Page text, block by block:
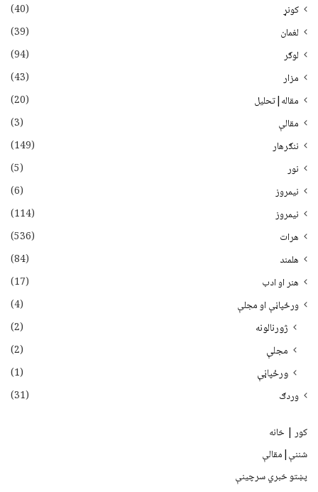
کونړ
(40)
لغمان
(39)
لوګر
(94)
مزار
(43)
مقاله|تحلیل
(20)
مقالې
(3)
ننګرهار
(149)
نور
(5)
نيمروز
(6)
نیمروز
(114)
هرات
(536)
هلمند
(84)
هنر او ادب
(17)
ورځپاڼې او مجلې
(4)
ژورنالونه
(2)
مجلې
(2)
ورځپاڼې
(1)
وردګ
(31)
کور | خانه
شننې|مقالې
پښتو خبري سرچينې